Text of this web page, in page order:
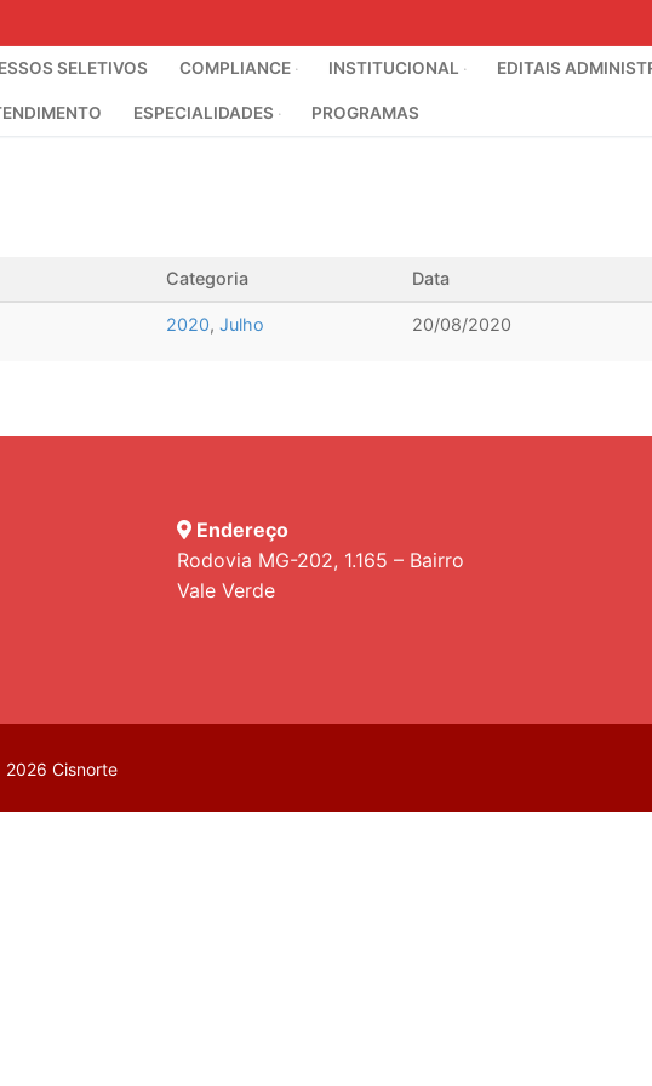
SELETIVOS COMPLIANCE INSTITUCIONAL EDITAIS
ESPECIALIDADES PROGRAMAS
Categoria Data
2020, Julho 20/08/2020
Endereço
Rodovia MG-202, 1.165 – Bairro
Vale Verde
Cisnorte